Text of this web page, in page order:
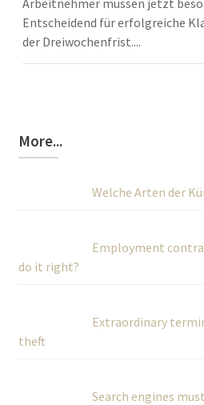
Arbeitnehmer müssen jetzt
Entscheidend für erfolgreiche
der Dreiwochenfrist....
More...
Welche Arten der
Employment
do it right?
Extraordinary
theft
Search engines